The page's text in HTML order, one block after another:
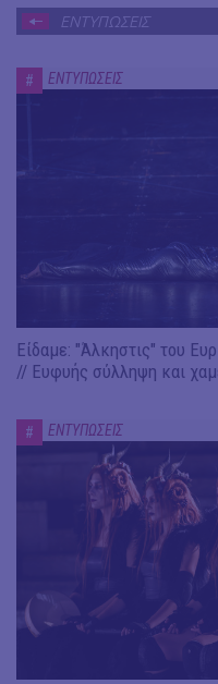
ΕΝΤΥΠΩΣΕΙΣ
# ΕΝΤΥΠΩΣΕΙΣ
Είδαμε: "Άλκηστις" του
// Ευφυής σύλληψη και
# ΕΝΤΥΠΩΣΕΙΣ